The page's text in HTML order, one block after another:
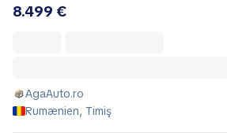
8.499 €
AgaAuto.ro
Rumænien, Timiş